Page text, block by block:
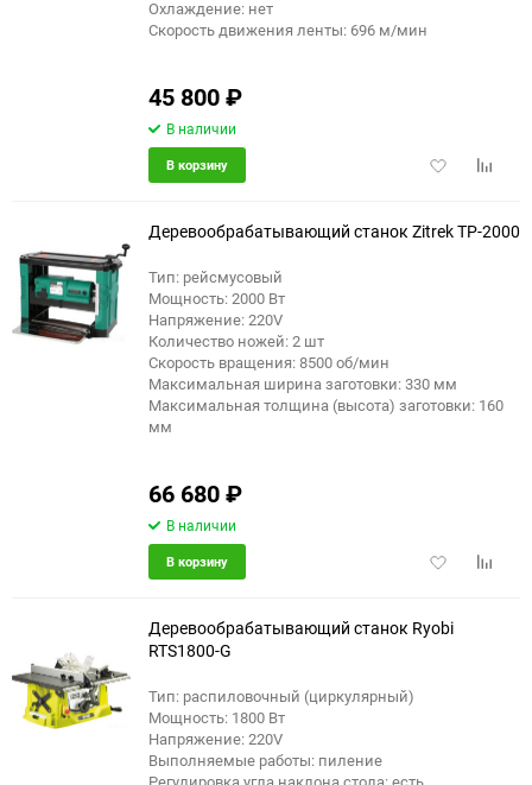
Охлаждение: нет
Скорость движения ленты: 696 м/мин
45 800₽
В наличии
Добавить
В корзину
Деревообрабатывающий станок Zitrek TP-2000
Тип: рейсмусовый
Мощность: 2000 Вт
Напряжение: 220V
Количество ножей: 2 шт
Скорость вращения: 8500 об/мин
Максимальная ширина заготовки: 330 мм
Максимальная толщина (высота) заготовки: 160
мм
66 680₽
В наличии
Добавить
В корзину
Деревообрабатывающий станок Ryobi
RTS1800-G
Тип: распиловочный (циркулярный)
Мощность: 1800 Вт
Напряжение: 220V
Выполняемые работы: пиление